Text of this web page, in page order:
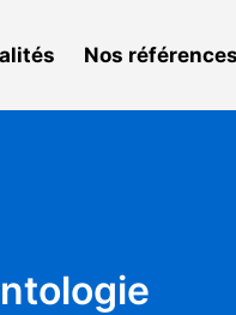
Nos références